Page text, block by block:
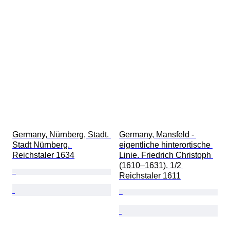
Germany, Nürnberg, Stadt.
Stadt Nürnberg.
Reichstaler 1634
Germany, Mansfeld -
eigentliche hinterortische
Linie. Friedrich Christoph
(1610–1631). 1/2
Reichstaler 1611